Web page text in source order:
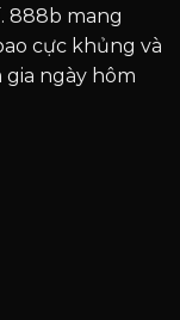
888b mang
cực khủng và
ngày hôm